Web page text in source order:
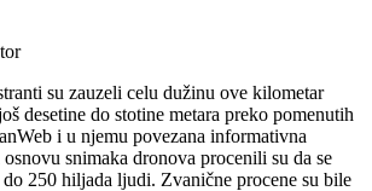
su zauzeli celu dužinu ove kilometar
desetine do stotine metara preko pomenutih
i u njemu povezana informativna
snimaka dronova procenili su da se
250 hiljada ljudi. Zvanične procene su bile